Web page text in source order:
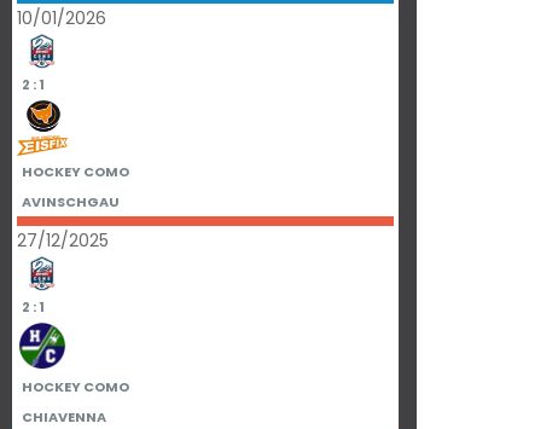
10/01/2026
2 : 1
HOCKEY COMO
AVINSCHGAU
27/12/2025
2 : 1
HOCKEY COMO
CHIAVENNA